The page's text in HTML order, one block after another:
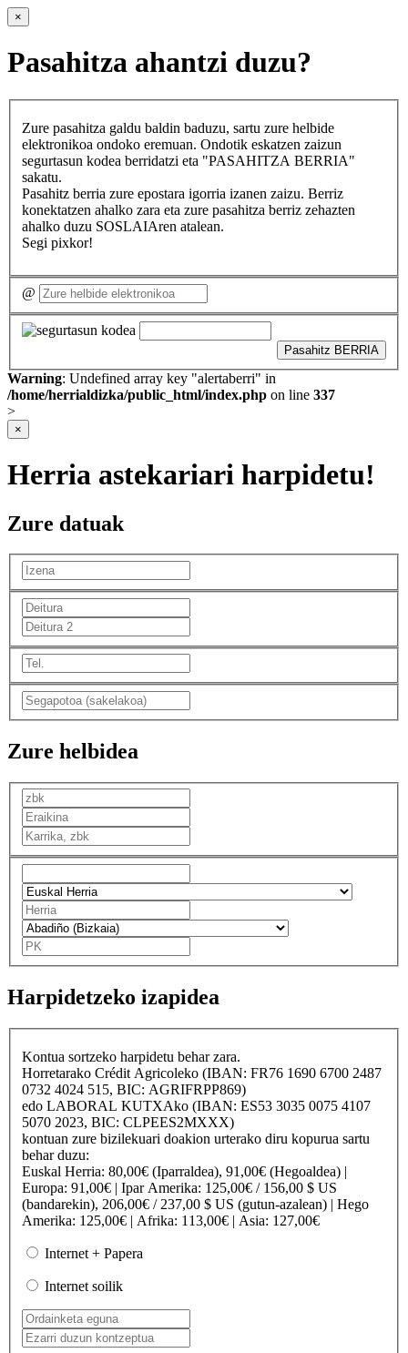
×
Pasahitza ahantzi duzu?
Zure pasahitza galdu baldin baduzu, sartu zure helbide
elektronikoa ondoko eremuan. Ondotik eskatzen zaizun
segurtasun kodea berridatzi eta "PASAHITZA BERRIA"
sakatu.
Pasahitz berria zure epostara igorria izanen zaizu. Berriz
konektatzen ahalko zara eta zure pasahitza berriz zehazten
ahalko duzu SOSLAIAren atalean.
Segi pixkor!
@
Pasahitz BERRIA
Warning: Undefined array key "alertaberri" in
/home/herrialdizka/public_html/index.php on line 337
>
×
Herria astekariari harpidetu!
Zure datuak
Zure helbidea
Harpidetzeko izapidea
Kontua sortzeko harpidetu behar zara.
Horretarako Crédit Agricoleko (IBAN: FR76 1690 6700 2487
0732 4024 515, BIC: AGRIFRPP869)
edo LABORAL KUTXAko (IBAN: ES53 3035 0075 4107
5070 2023, BIC: CLPEES2MXXX)
kontuan zure bizilekuari doakion urterako diru kopurua sartu
behar duzu:
Euskal Herria: 80,00€ (Iparraldea), 91,00€ (Hegoaldea) |
Europa: 91,00€ | Ipar Amerika: 125,00€ / 156,00 $ US
(bandarekin), 206,00€ / 237,00 $ US (gutun-azalean) | Hego
Amerika: 125,00€ | Afrika: 113,00€ | Asia: 127,00€
Internet + Papera
Internet soilik